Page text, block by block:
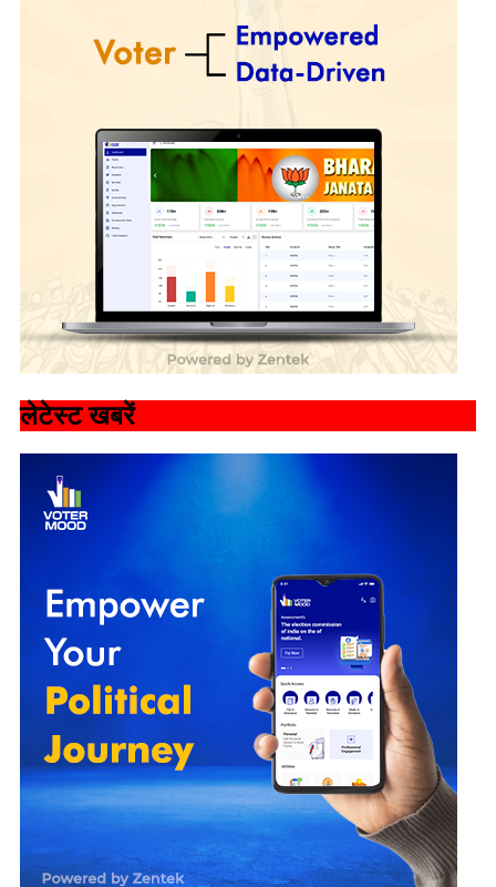
लेटेस्ट खबरें